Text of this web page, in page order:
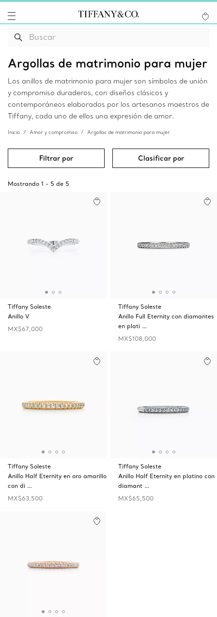
Argollas de matrimonio para mujer
Los anillos de matrimonio para mujer son símbolos de unión
y compromiso duraderos, con diseños clásicos y
contemporáneos elaborados por los artesanos maestros de
Tiffany, cada uno de ellos una expresión de amor.
Inicio Amor y compromiso Argollas de matrimonio para mujer
Filtrar por Clasificar por
Mostrando 1 - 5 de 5
Tiffany Soleste
Anillo V
MX$67,000
Tiffany Soleste
Anillo Full Eternity con diamantes
en plati …
MX$108,000
Tiffany Soleste
Anillo Half Eternity en oro amarillo
con di …
MX$63,500
Tiffany Soleste
Anillo Half Eternity en platino con
diamant …
MX$65,500